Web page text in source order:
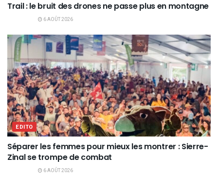
Trail : le bruit des drones ne passe plus en montagne
6 AOÛT 2026
EDITO
Séparer les femmes pour mieux les montrer : Sierre-
Zinal se trompe de combat
6 AOÛT 2026